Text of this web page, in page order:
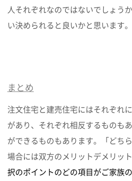
人それぞれなのではないでしょう
い決められると良いかと思います。
まとめ
注文住宅と建売住宅にはそれぞれ
があり、それぞれ相反するものも
ができるものもあります。「どち
場合には双方のメリットデメリッ
択のポイントのどの項目がご家族